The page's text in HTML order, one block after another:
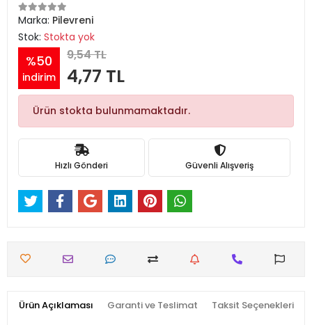
Marka: Pilevreni
Stok: Stokta yok
%50
indirim
9,54 TL
4,77 TL
Ürün stokta bulunmamaktadır.
Hızlı Gönderi Güvenli Alışveriş
Ürün Açıklaması Garanti ve Teslimat Taksit Seçenekleri